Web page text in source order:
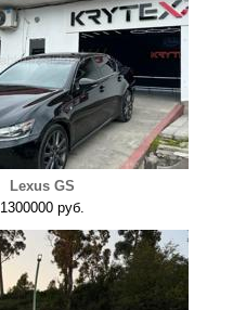
Lexus GS
1300000 руб.